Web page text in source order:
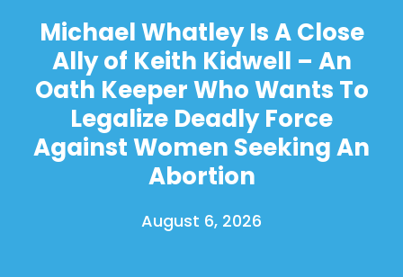
Michael Whatley Is A Close
Ally of Keith Kidwell – An
Oath Keeper Who Wants To
Legalize Deadly Force
Against Women Seeking An
Abortion
August 6, 2026